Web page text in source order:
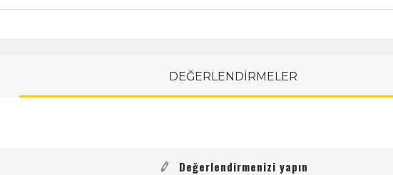
DEĞERLENDİRMELER
Değerlendirmenizi yapın